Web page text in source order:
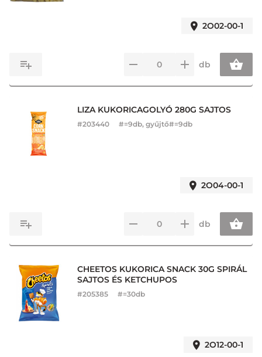
2O02-00-1
db
LIZA KUKORICAGOLYÓ 280G SAJTOS
#203440 #=9db, gyűjtő#=9db
2O04-00-1
db
CHEETOS KUKORICA SNACK 30G SPIRÁL
SAJTOS ÉS KETCHUPOS
#205385 #=30db
2O12-00-1